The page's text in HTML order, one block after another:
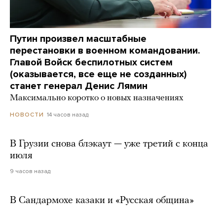
Путин произвел масштабные
перестановки в военном командовании.
Главой Войск беспилотных систем
(оказывается, все еще не созданных)
станет генерал Денис Лямин
Максимально коротко о новых назначениях
НОВОСТИ 14 часов назад
В Грузии снова блэкаут — уже третий с конца
июля
9 часов назад
В Сандармохе казаки и «Русская община»